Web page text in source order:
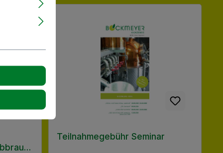
Teilnahmegebühr Seminar